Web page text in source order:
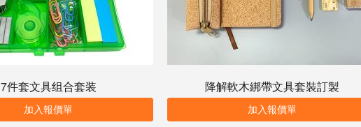
7件套文具组合套装
加入報價單
降解軟木綁帶文具套裝訂製
加入報價單